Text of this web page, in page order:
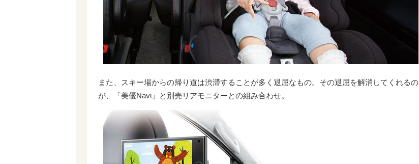
また、スキー場からの帰り道は渋滞することが多く退屈なもの。その退屈を解消してくれるの
が、「美優Navi」と別売リアモニターとの組み合わせ。